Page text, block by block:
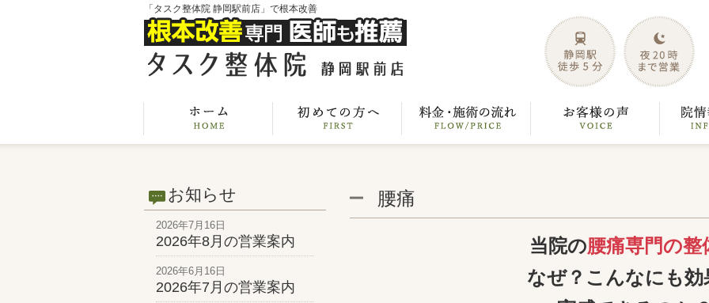
「タスク整体院 静岡駅前店」で根本改善
お知らせ
2026年7月16日
2026年8月の営業案内
2026年6月16日
2026年7月の営業案内
腰痛
当院の腰痛専門の整
なぜ？こんなにも効